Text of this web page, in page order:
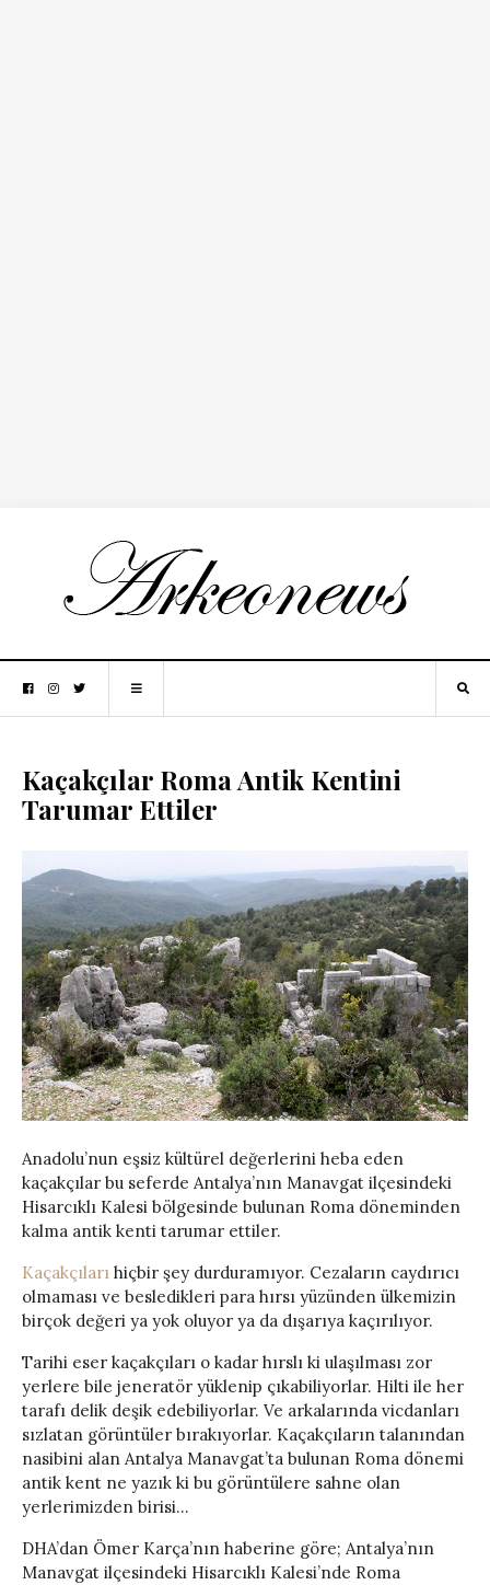
Kaçakçılar Roma Antik Kentini
Tarumar Ettiler
Anadolu’nun eşsiz kültürel değerlerini heba eden
kaçakçılar bu seferde Antalya’nın Manavgat ilçesindeki
Hisarcıklı Kalesi bölgesinde bulunan Roma döneminden
kalma antik kenti tarumar ettiler.
Kaçakçıları hiçbir şey durduramıyor. Cezaların caydırıcı
olmaması ve besledikleri para hırsı yüzünden ülkemizin
birçok değeri ya yok oluyor ya da dışarıya kaçırılıyor.
Tarihi eser kaçakçıları o kadar hırslı ki ulaşılması zor
yerlere bile jeneratör yüklenip çıkabiliyorlar. Hilti ile her
tarafı delik deşik edebiliyorlar. Ve arkalarında vicdanları
sızlatan görüntüler bırakıyorlar. Kaçakçıların talanından
nasibini alan Antalya Manavgat’ta bulunan Roma dönemi
antik kent ne yazık ki bu görüntülere sahne olan
yerlerimizden birisi…
DHA’dan Ömer Karça’nın haberine göre; Antalya’nın
Manavgat ilçesindeki Hisarcıklı Kalesi’nde Roma